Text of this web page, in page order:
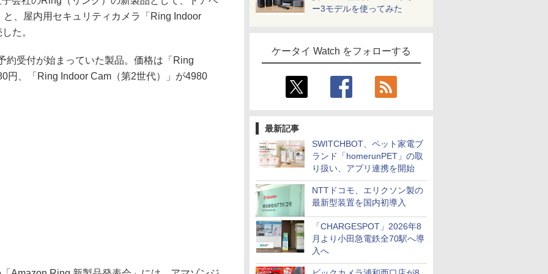
ー3モデルを使ってみた
ケータイ Watch をフォローする
最新記事
SWITCHBOT、ペット家電ブ
ランド「homerunPET」の取
り扱い、アプリ連携を開始
NTTドコモ、エリクソン製の
最新型装置を国内初導入
「CHARGESPOT」2026年8
月より小田急電鉄全70駅へ導
入へ
、屋内用セキュリティカメラ「Ring Indoor
た。
受付が始まっていた製品。価格は「Ring
円、「Ring Indoor Cam（第2世代）」が4980